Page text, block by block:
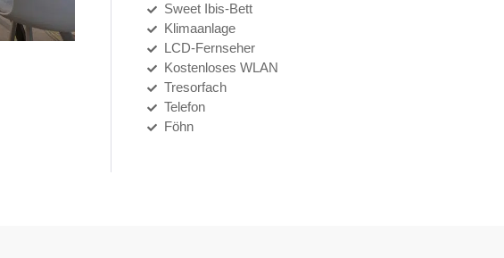
Sweet Ibis-Bett
Klimaanlage
LCD-Fernseher
Kostenloses WLAN
Tresorfach
Telefon
Föhn